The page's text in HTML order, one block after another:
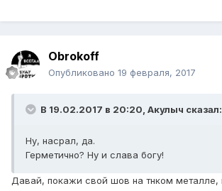
Obrokoff
Опубликовано 19 февраля, 2017
В 19.02.2017 в 20:20, Акулыч сказал:
Ну, насрал, да.
Герметично? Ну и слава богу!
Давай, покажи свой шов на тнком металле,